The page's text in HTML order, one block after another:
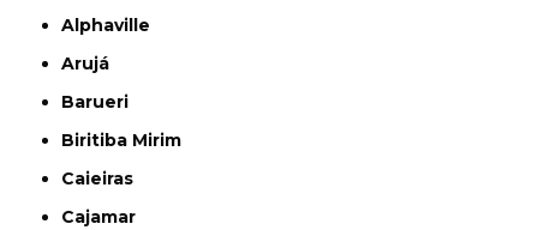
Alphaville
Arujá
Barueri
Biritiba Mirim
Caieiras
Cajamar